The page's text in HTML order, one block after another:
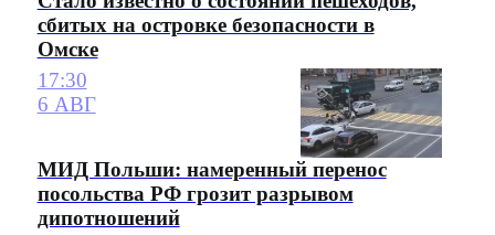
сбитых на островке безопасности в
Омске
17:30
6 АВГ
МИД Польши: намеренный перенос
посольства РФ грозит разрывом
дипотношений